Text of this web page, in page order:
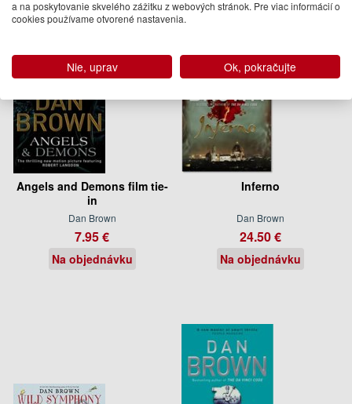
Angels and Demons film tie-
in
Dan Brown
7.95 €
Na objednávku
Inferno
Dan Brown
24.50 €
Na objednávku
a na poskytovanie skvelého zážitku z webových stránok. Pre viac informácií o
cookies používame otvorené nastavenia.
Nie, uprav Ok, pokračujte